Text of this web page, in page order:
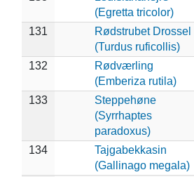
(Egretta tricolor)
131
Rødstrubet Drossel
(Turdus ruficollis)
132
Rødværling
(Emberiza rutila)
133
Steppehøne
(Syrrhaptes
paradoxus)
134
Tajgabekkasin
(Gallinago megala)